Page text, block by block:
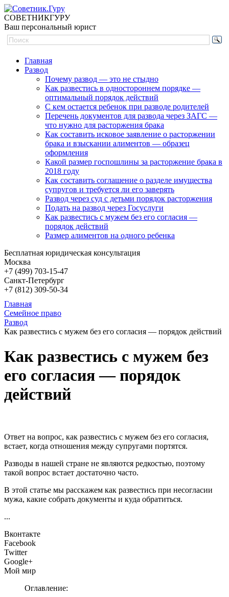
СОВЕТНИКГУРУ
Ваш персональный юрист
Главная
Развод
Почему развод — это не стыдно
Как развестись в одностороннем порядке —
оптимальный порядок действий
С кем остается ребенок при разводе родителей
Перечень документов для развода через ЗАГС —
что нужно для расторжения брака
Как составить исковое заявление о расторжении
брака и взыскании алиментов — образец
оформления
Какой размер госпошлины за расторжение брака в
2018 году
Как составить соглашение о разделе имущества
супругов и требуется ли его заверять
Развод через суд с детьми порядок расторжения
Подать на развод через Госуслуги
Как развестись с мужем без его согласия —
порядок действий
Размер алиментов на одного ребенка
Бесплатная юридическая консультация
Москва
+7 (499) 703-15-47
Санкт-Петербург
+7 (812) 309-50-34
Главная
Семейное право
Развод
Как развестись с мужем без его согласия — порядок действий
Как развестись с мужем без
его согласия — порядок
действий
Ответ на вопрос, как развестись с мужем без его согласия,
встает, когда отношения между супругами портятся.
Разводы в нашей стране не являются редкостью, поэтому
такой вопрос встает достаточно часто.
В этой статье мы расскажем как развестись при несогласии
мужа, какие собрать документы и куда обратиться.
...
Вконтакте
Facebook
Twitter
Google+
Мой мир
Оглавление: